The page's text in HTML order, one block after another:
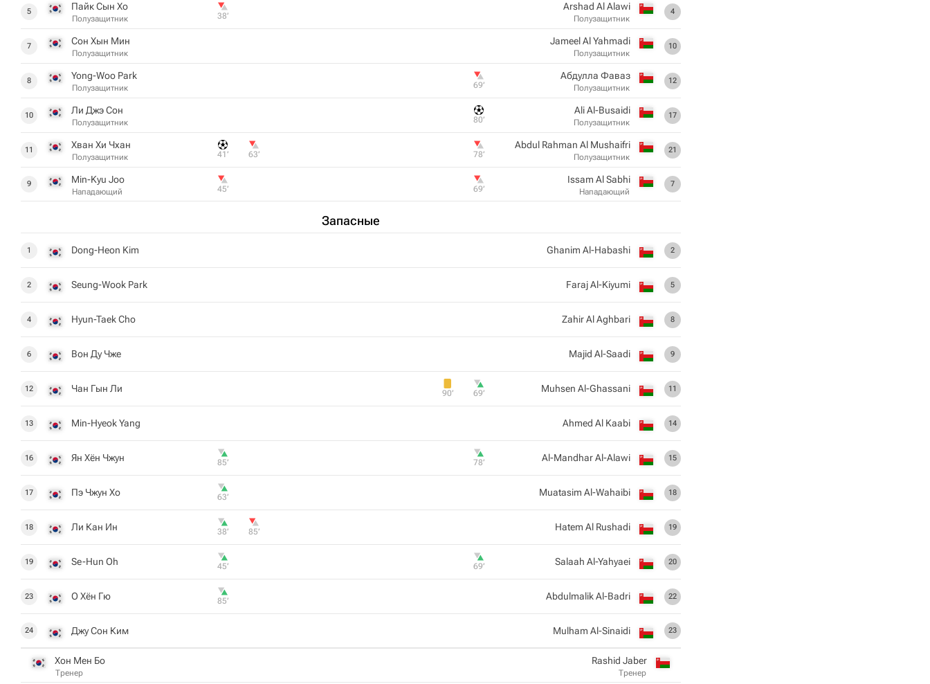
5 Пайк Сын Хо
Полузащитник 38‎’‎
7 Сон Хын Мин
Полузащитник
8 Yong-Woo Park
Полузащитник
10 Ли Джэ Сон
Полузащитник
11 Хван Хи Чхан
Полузащитник 41‎’‎ 63‎’‎
9 Min-Kyu Joo
Нападающий 45‎’‎
Запасные
1 Dong-Heon Kim
2 Seung-Wook Park
4 Hyun-Taek Cho
6 Вон Ду Чже
12 Чан Гын Ли
13 Min-Hyeok Yang
16 Ян Хён Чжун 85‎’‎
17 Пэ Чжун Хо 63‎’‎
18 Ли Кан Ин 38‎’‎ 85‎’‎
19 Se-Hun Oh 45‎’‎
23 О Хён Гю 85‎’‎
24 Джу Сон Ким
Хон Мен Бо
Тренер
4
Arshad Al Alawi
Полузащитник
10
Jameel Al Yahmadi
Полузащитник
12
Абдулла Фаваз
Полузащитник
69‎’‎
17
Ali Al-Busaidi
Полузащитник
80‎’‎
21
Abdul Rahman Al Mushaifri
Полузащитник
78‎’‎
7
Issam Al Sabhi
Нападающий
69‎’‎
2
Ghanim Al-Habashi
5
Faraj Al-Kiyumi
8
Zahir Al Aghbari
9
Majid Al-Saadi
11
Muhsen Al-Ghassani
69‎’‎
90‎’‎
14
Ahmed Al Kaabi
15
Al-Mandhar Al-Alawi
78‎’‎
18
Muatasim Al-Wahaibi
19
Hatem Al Rushadi
20
Salaah Al-Yahyaei
69‎’‎
22
Abdulmalik Al-Badri
23
Mulham Al-Sinaidi
Rashid Jaber
Тренер